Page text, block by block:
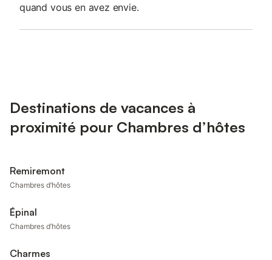
quand vous en avez envie.
Destinations de vacances à
proximité pour Chambres d’hôtes
Remiremont
Chambres d’hôtes
Épinal
Chambres d’hôtes
Charmes